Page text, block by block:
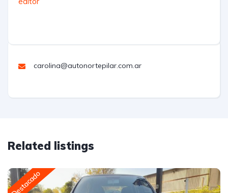
carolina@autonortepilar.com.ar
Related listings
Destacado